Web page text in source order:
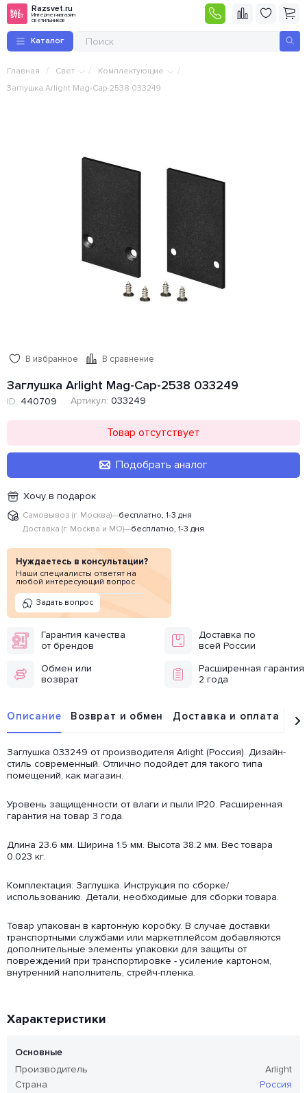
Razsvet.ru
Интернет-магазин
светильников
Каталог
Главная / Свет / Комплектующие /
Заглушка Arlight Mag-Cap-2538 033249
В избранное В сравнение
Заглушка Arlight Mag-Cap-2538 033249
ID: 440709 Артикул: 033249
Товар отсутствует
Подобрать аналог
Хочу в подарок
Самовывоз (г. Москва)—бесплатно, 1-3 дня
Доставка (г. Москва и МО)—бесплатно, 1-3 дня
Нуждаетесь в консультации?
Наши специалисты ответят на
любой интересующий вопрос
Задать вопрос
Гарантия качества
от брендов
Доставка по
всей России
Обмен или
возврат
Расширенная гарантия
2 года
Описание Возврат и обмен Доставка и оплата
Заглушка 033249 от производителя Arlight (Россия). Дизайн-
стиль современный. Отлично подойдет для такого типа
помещений, как магазин.
Уровень защищенности от влаги и пыли IP20. Расширенная
гарантия на товар 3 года.
Длина 23.6 мм. Ширина 1.5 мм. Высота 38.2 мм. Вес товара
0.023 кг.
Комплектация: Заглушка. Инструкция по сборке/
использованию. Детали, необходимые для сборки товара.
Товар упакован в картонную коробку. В случае доставки
транспортными службами или маркетплейсом добавляются
дополнительные элементы упаковки для защиты от
повреждений при транспортировке - усиление картоном,
внутренний наполнитель, стрейч-пленка.
Характеристики
Основные
Производитель
Arlight
Страна
Россия